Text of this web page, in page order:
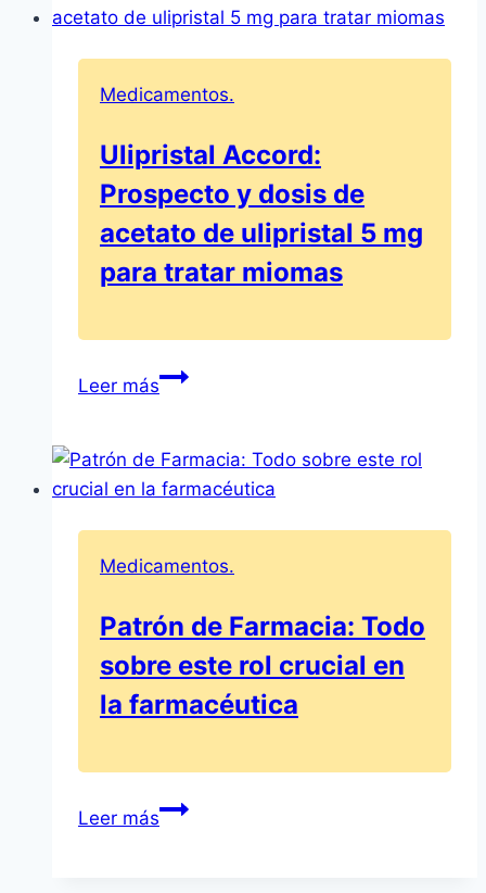
Prospecto
–
50
mg/g
de
crema
Medicamentos.
Ulipristal Accord:
Prospecto y dosis de
acetato de ulipristal 5 mg
para tratar miomas
Leer másUlipristal
y
dosis
de
ulipristal
5
mg
para
Medicamentos.
Patrón de Farmacia: Todo
sobre este rol crucial en
la farmacéutica
Leer másPatrón